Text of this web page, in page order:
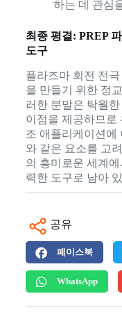
하는 데 관심
최종 평결: PREP
도구
플라즈마 회전 전
을 만들기 위한 정
러한 분말은 탁월
이점을 제공하므로
조 애플리케이션에
와 같은 요소를 고
의 흥미로운 세계
력한 도구로 남아
공유
페이스북
WhatsApp